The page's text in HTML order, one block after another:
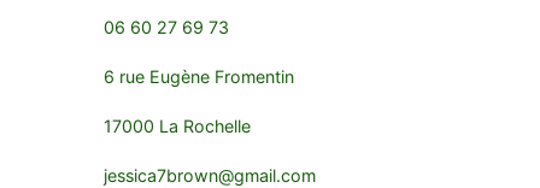
06 60 27 69 73
6 rue Eugène Fromentin
17000 La Rochelle
jessica7brown@gmail.com